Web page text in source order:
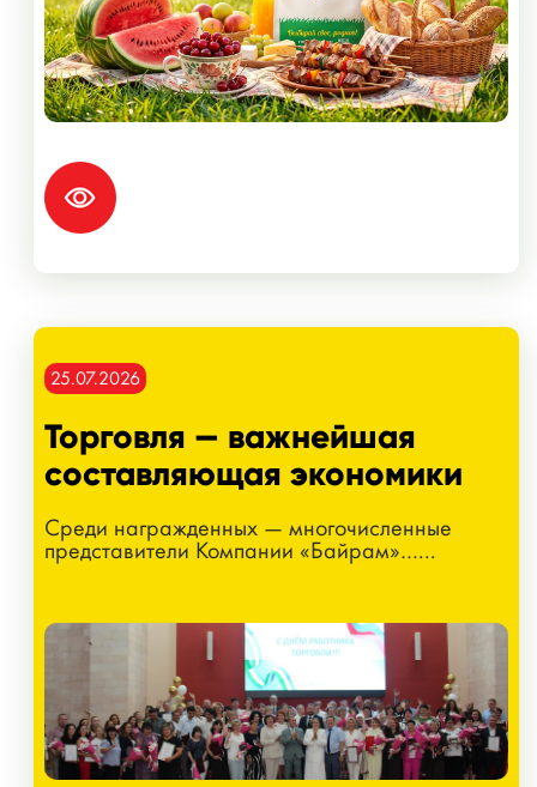
25.07.2026
Торговля — важнейшая
составляющая экономики
Среди награжденных — многочисленные
представители Компании «Байрам»…...